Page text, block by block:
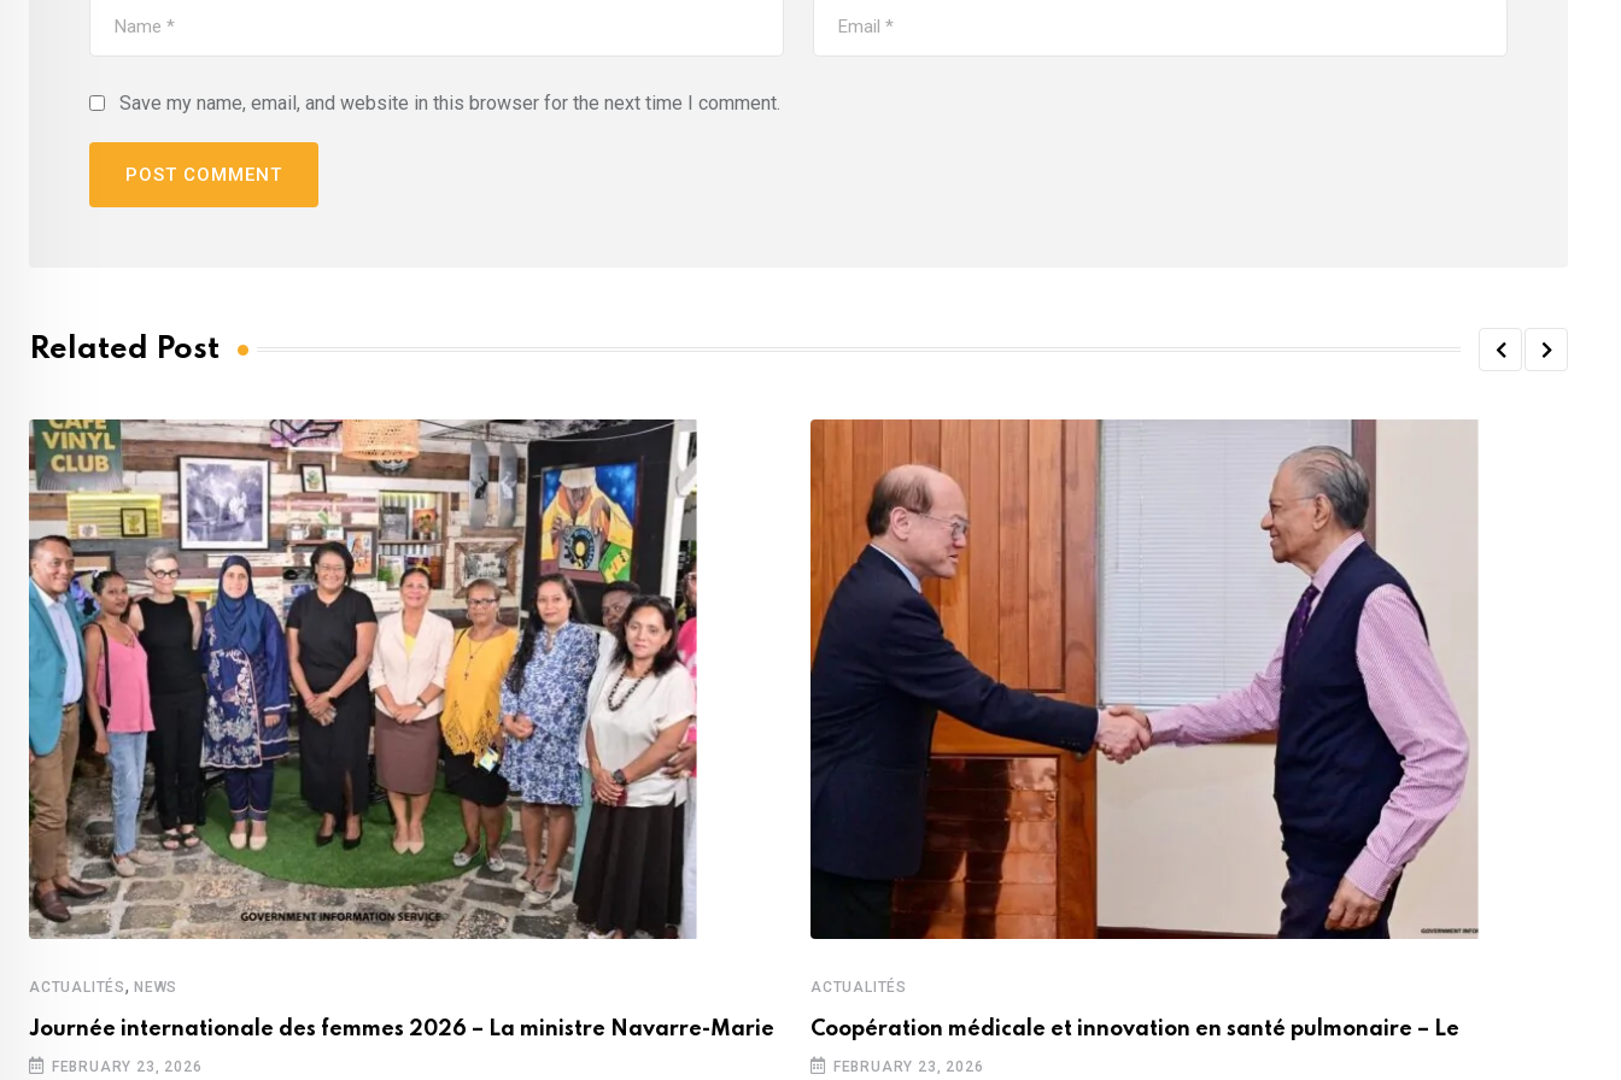
Save my name, email, and website in this browser for the next time I comment.
Related Post
ACTUALITÉS, NEWS
Journée internationale des femmes 2026 – La ministre Navarre-Marie
FEBRUARY 23, 2026
ACTUALITÉS
Coopération médicale et innovation en santé pulmonaire – Le
FEBRUARY 23, 2026